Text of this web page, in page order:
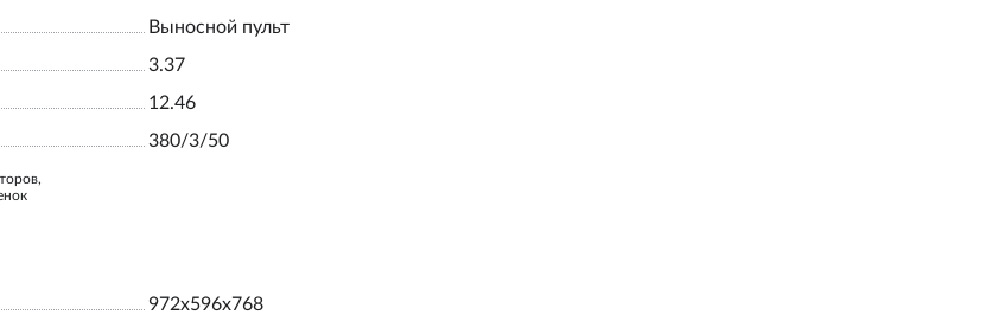
Выносной пульт
3.37
12.46
380/3/50
972x596x768